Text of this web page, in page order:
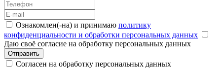
Ознакомлен(-на) и принимаю политику
конфиденциальности и обработки персональных данных
Даю своё согласие на обработку персональных данных
Отправить
Согласен на обработку персональных данных